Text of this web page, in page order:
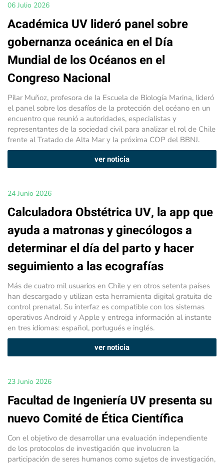
06 Julio 2026
Académica UV lideró panel sobre
gobernanza oceánica en el Día
Mundial de los Océanos en el
Congreso Nacional
Pilar Muñoz, profesora de la Escuela de Biología Marina, lideró
el panel sobre los desafíos de la protección del océano en un
encuentro que reunió a autoridades, especialistas y
representantes de la sociedad civil para analizar el rol de Chile
frente al Tratado de Alta Mar y la próxima COP del BBNJ.
ver noticia
24 Junio 2026
Calculadora Obstétrica UV, la app que
ayuda a matronas y ginecólogos a
determinar el día del parto y hacer
seguimiento a las ecografías
Más de cuatro mil usuarios en Chile y en otros setenta países
han descargado y utilizan esta herramienta digital gratuita de
control prenatal. Su interfaz es compatible con los sistemas
operativos Android y Apple y entrega información al instante
en tres idiomas: español, portugués e inglés.
ver noticia
23 Junio 2026
Facultad de Ingeniería UV presenta su
nuevo Comité de Ética Científica
Con el objetivo de desarrollar una evaluación independiente
de los protocolos de investigación que involucren la
participación de seres humanos como sujetos de investigación,